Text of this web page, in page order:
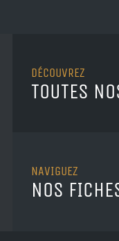
DÉCOUVREZ
TOUTES
NAVIGUEZ
NOS